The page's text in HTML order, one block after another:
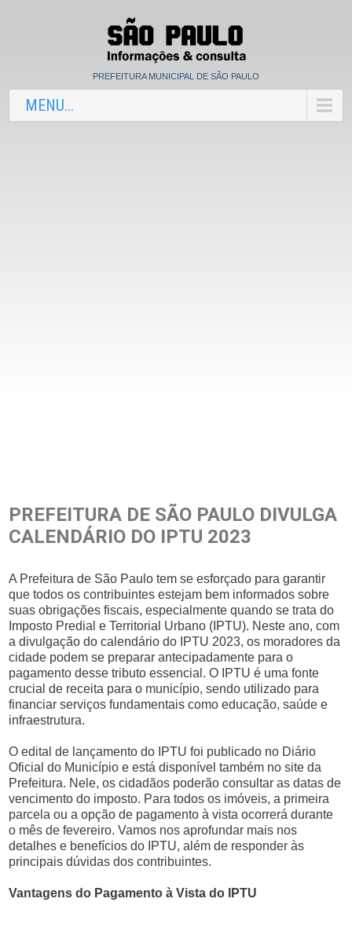
PREFEITURA MUNICIPAL DE SÃO PAULO
MENU...
PREFEITURA DE SÃO PAULO DIVULGA
CALENDÁRIO DO IPTU 2023
A Prefeitura de São Paulo tem se esforçado para garantir
que todos os contribuintes estejam bem informados sobre
suas obrigações fiscais, especialmente quando se trata do
Imposto Predial e Territorial Urbano (IPTU). Neste ano, com
a divulgação do calendário do IPTU 2023, os moradores da
cidade podem se preparar antecipadamente para o
pagamento desse tributo essencial. O IPTU é uma fonte
crucial de receita para o município, sendo utilizado para
financiar serviços fundamentais como educação, saúde e
infraestrutura.
O edital de lançamento do IPTU foi publicado no Diário
Oficial do Município e está disponível também no site da
Prefeitura. Nele, os cidadãos poderão consultar as datas de
vencimento do imposto. Para todos os imóveis, a primeira
parcela ou a opção de pagamento à vista ocorrerá durante
o mês de fevereiro. Vamos nos aprofundar mais nos
detalhes e benefícios do IPTU, além de responder às
principais dúvidas dos contribuintes.
Vantagens do Pagamento à Vista do IPTU